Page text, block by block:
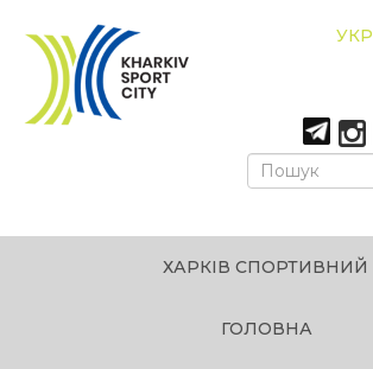
УКР
ХАРКІВ СПОРТИВНИЙ
ГОЛОВНА